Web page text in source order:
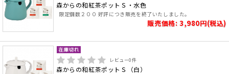
森からの和紅茶ポットＳ・水色
限定個数２００ 好評につき販売を終了いたしました。
販売価格: 3,980円(税込)
レビュー0件
森からの和紅茶ポットＳ（白）